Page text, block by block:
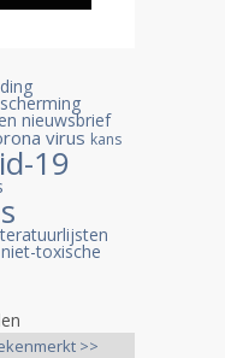
nieuwsbrief
virus kans
19
niet-toxische
>>